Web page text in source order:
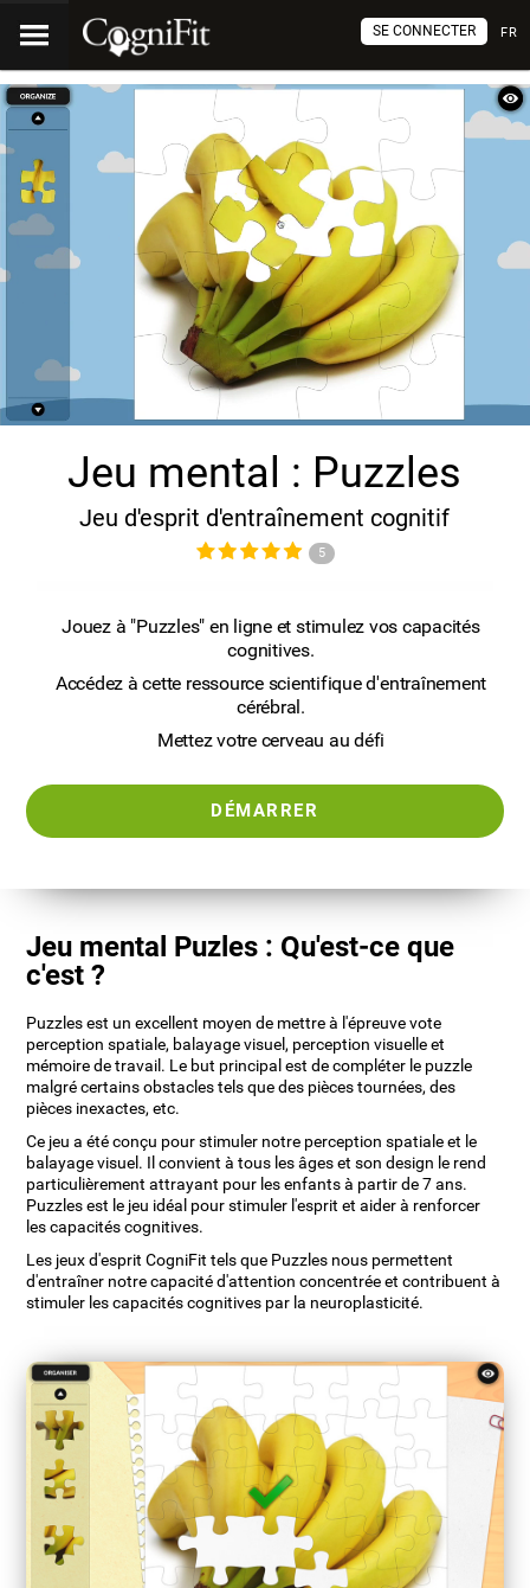
FR
SE CONNECTER
Jeu mental : Puzzles
Jeu d'esprit d'entraînement cognitif
5
Jouez à "Puzzles" en ligne et stimulez vos capacités
cognitives.
Accédez à cette ressource scientifique d'entraînement
cérébral.
Mettez votre cerveau au défi
DÉMARRER
Jeu mental Puzles : Qu'est-ce que
c'est ?
Puzzles est un excellent moyen de mettre à l'épreuve vote
perception spatiale, balayage visuel, perception visuelle et
mémoire de travail. Le but principal est de compléter le puzzle
malgré certains obstacles tels que des pièces tournées, des
pièces inexactes, etc.
Ce jeu a été conçu pour stimuler notre perception spatiale et le
balayage visuel. Il convient à tous les âges et son design le rend
particulièrement attrayant pour les enfants à partir de 7 ans.
Puzzles est le jeu idéal pour stimuler l'esprit et aider à renforcer
les capacités cognitives.
Les jeux d'esprit CogniFit tels que Puzzles nous permettent
d'entraîner notre capacité d'attention concentrée et contribuent à
stimuler les capacités cognitives par la neuroplasticité.